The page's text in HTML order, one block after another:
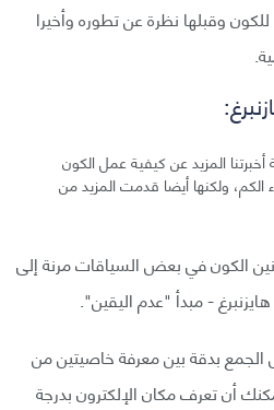
وقبلها نظرة عن تطوره وأخيرا
المزيد عن كيفية عمل الكون
ولكنها أيضا قدمت المزيد من
قوانين الكون في بعض السياقات مرنة إلى
- مبدأ "عدم اليقين".
الجمع بدقة بين معرفة خاصيتين من
أن تعرف مكان الإلكترون بدرجة